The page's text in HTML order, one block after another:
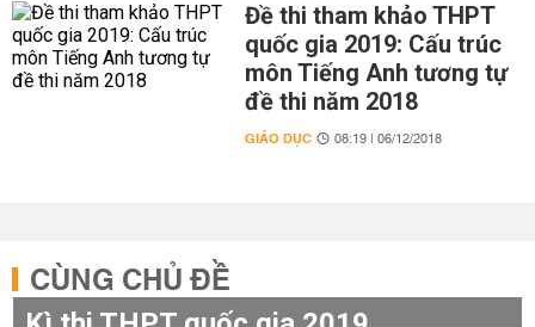
Đề thi tham khảo THPT
quốc gia 2019: Cấu trúc
môn Tiếng Anh tương tự
đề thi năm 2018
GIÁO DỤC 08:19 | 06/12/2018
CÙNG CHỦ ĐỀ